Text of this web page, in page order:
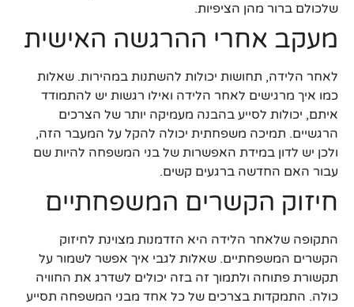
שלכולם ברור מהן הציפיות.
מעקב אחרי ההרגשה האישית
לאחר הלידה, תחושות יכולות להשתנות במהירות. שאלות
כמו איך מרגישים לאחר הלידה ואילו רגשות יש להתמודד
איתם, יכולות לסייע בהבנה מעמיקה יותר של הצרכים
הרגשיים. תמיכה משפחתית יכולה להקל על המעבר הזה,
ולכן יש לדון במידת האפשרות של בני המשפחה להיות שם
עבור האם החדשה ברגעים קשים.
חיזוק הקשרים המשפחתיים
התקופה שלאחר הלידה היא הזדמנות מצוינת לחיזוק
הקשרים המשפחתיים. שאלות לגבי איך אפשר לשמור על
תקשורת פתוחה ולתמוך זה בזה יכולים לשדרג את החוויה
כולה. התמקדות בצרכים של כל אחד מבני המשפחה תסייע